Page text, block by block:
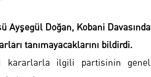
Doğan, Kobani Davasında
tanımayacaklarını bildirdi.
kararlarla ilgili partisinin genel